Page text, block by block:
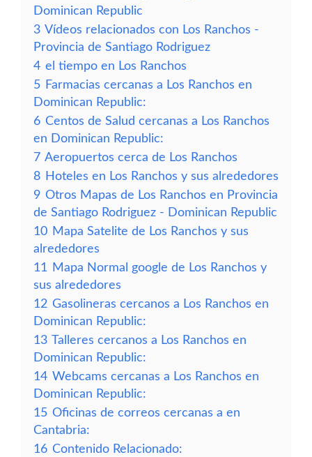
Dominican Republic
3 Vídeos relacionados con Los Ranchos -
Provincia de Santiago Rodriguez
4 el tiempo en Los Ranchos
5 Farmacias cercanas a Los Ranchos en
Dominican Republic:
6 Centos de Salud cercanas a Los Ranchos
en Dominican Republic:
7 Aeropuertos cerca de Los Ranchos
8 Hoteles en Los Ranchos y sus alrededores
9 Otros Mapas de Los Ranchos en Provincia
de Santiago Rodriguez - Dominican Republic
10 Mapa Satelite de Los Ranchos y sus
alrededores
11
Mapa Normal google de Los Ranchos y
sus alrededores
12 Gasolineras cercanos a Los Ranchos en
Dominican Republic:
13 Talleres cercanos a Los Ranchos en
Dominican Republic:
14 Webcams cercanas a Los Ranchos en
Dominican Republic:
15 Oficinas de correos cercanas a en
Cantabria:
16 Contenido Relacionado: